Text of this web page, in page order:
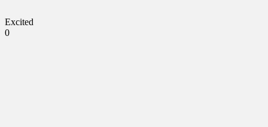
Excited
0